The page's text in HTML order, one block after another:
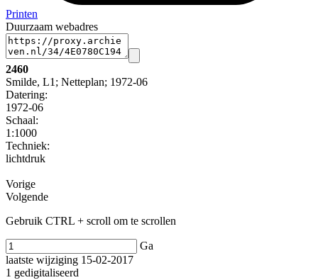
Printen
Duurzaam webadres
2460
Smilde, L1; Netteplan; 1972-06
Datering:
1972-06
Schaal:
1:1000
Techniek:
lichtdruk
Vorige
Volgende
Gebruik CTRL + scroll om te scrollen
Ga
laatste wijziging 15-02-2017
1 gedigitaliseerd